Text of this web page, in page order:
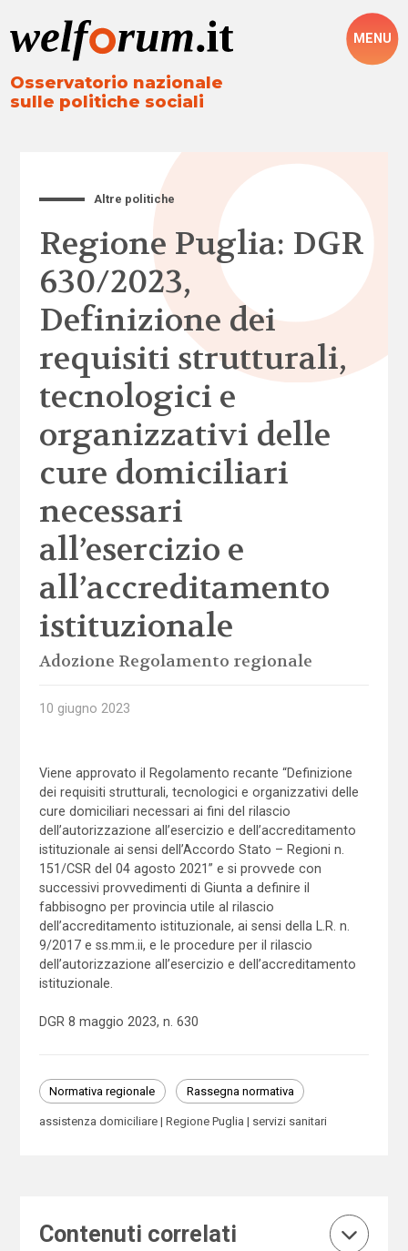
Osservatorio nazionale
sulle politiche sociali
MENU
Altre politiche
Regione Puglia: DGR
630/2023,
Definizione dei
requisiti strutturali,
tecnologici e
organizzativi delle
cure domiciliari
necessari
all’esercizio e
all’accreditamento
istituzionale
Adozione Regolamento regionale
10 giugno 2023
Viene approvato il Regolamento recante “Definizione
dei requisiti strutturali, tecnologici e organizzativi delle
cure domiciliari necessari ai fini del rilascio
dell’autorizzazione all’esercizio e dell’accreditamento
istituzionale ai sensi dell’Accordo Stato – Regioni n.
151/CSR del 04 agosto 2021” e si provvede con
successivi provvedimenti di Giunta a definire il
fabbisogno per provincia utile al rilascio
dell’accreditamento istituzionale, ai sensi della L.R. n.
9/2017 e ss.mm.ii, e le procedure per il rilascio
dell’autorizzazione all’esercizio e dell’accreditamento
istituzionale.
DGR 8 maggio 2023, n. 630
Normativa regionale Rassegna normativa
assistenza domiciliare Regione Puglia servizi sanitari
Contenuti correlati